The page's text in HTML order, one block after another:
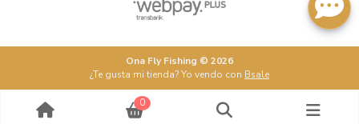
Ona Fly Fishing © 2026
¿Te gusta mi tienda? Yo vendo con Bsale
0